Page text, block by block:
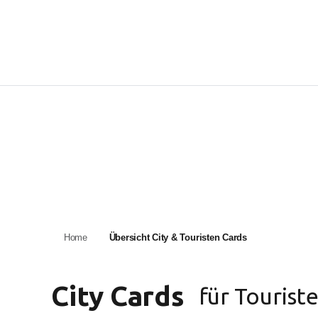
Home Übersicht City & Touristen Cards
City Cards für